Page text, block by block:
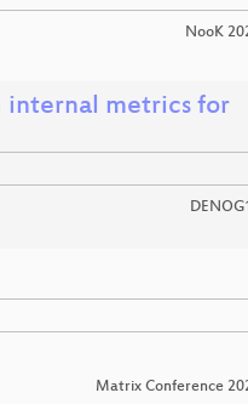
NooK
internal metrics for
Matrix Conference